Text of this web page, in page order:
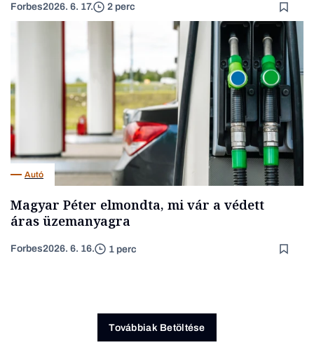
Forbes2026. 6. 17. 2 perc
Autó
Magyar Péter elmondta, mi vár a védett
áras üzemanyagra
Forbes2026. 6. 16. 1 perc
Továbbiak Betöltése